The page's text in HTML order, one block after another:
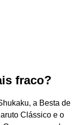
fraco?
a Besta de
Clássico e o